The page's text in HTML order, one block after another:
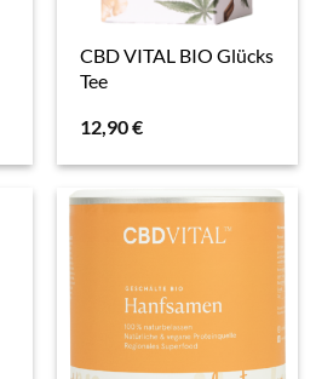
CBD VITAL BIO Glücks
Tee
12,90€